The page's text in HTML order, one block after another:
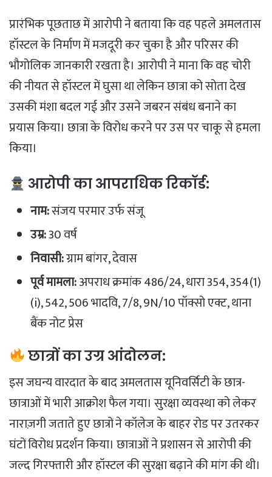
प्रारंभिक पूछताछ में आरोपी ने बताया कि वह पहले अमलतास
हॉस्टल के निर्माण में मजदूरी कर चुका है और परिसर की
भौगोलिक जानकारी रखता है। आरोपी ने माना कि वह चोरी
की नीयत से हॉस्टल में घुसा था लेकिन छात्रा को सोता देख
उसकी मंशा बदल गई और उसने जबरन संबंध बनाने का
प्रयास किया। छात्रा के विरोध करने पर उस पर चाकू से हमला
किया।
आरोपी का आपराधिक रिकॉर्ड:
नाम:संजय परमार उर्फ संजू
उम्र:30 वर्ष
निवासी:ग्राम बांगर, देवास
पूर्व मामला:अपराध क्रमांक 486/24, धारा 354, 354(1)
(i), 542, 506 भादवि, 7/8, 9N/10 पॉक्सो एक्ट, थाना
बैंक नोट प्रेस
छात्रों का उग्र आंदोलन:
इस जघन्य वारदात के बाद अमलतास यूनिवर्सिटी के छात्र-
छात्राओं में भारी आक्रोश फैल गया। सुरक्षा व्यवस्था को लेकर
नाराज़गी जताते हुए छात्रों ने कॉलेज के बाहर रोड पर उतरकर
घंटों विरोध प्रदर्शन किया। छात्राओं ने प्रशासन से आरोपी की
जल्द गिरफ्तारी और हॉस्टल की सुरक्षा बढ़ाने की मांग की थी।